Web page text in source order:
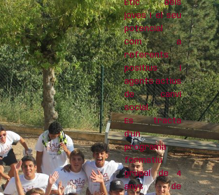
Ètic dels
joves i el seu
potencial
com a
referents
positius i
agents actius
de canvi
social.
Es tracta
d’un
programa
formatiu
grupal de 4
anys de